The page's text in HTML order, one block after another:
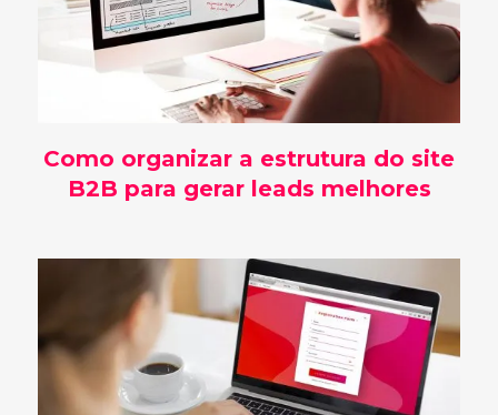
Como organizar a estrutura do site
B2B para gerar leads melhores